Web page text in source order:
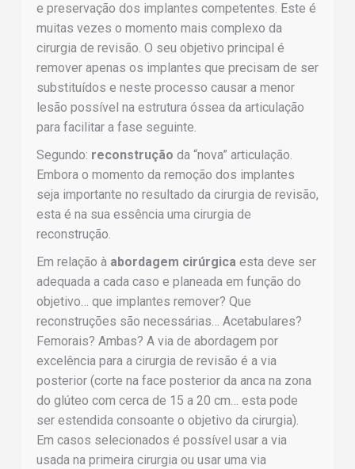
e preservação dos implantes competentes. Este é
muitas vezes o momento mais complexo da
cirurgia de revisão. O seu objetivo principal é
remover apenas os implantes que precisam de ser
substituídos e neste processo causar a menor
lesão possível na estrutura óssea da articulação
para facilitar a fase seguinte.
Segundo: reconstrução da “nova” articulação.
Embora o momento da remoção dos implantes
seja importante no resultado da cirurgia de revisão,
esta é na sua essência uma cirurgia de
reconstrução.
Em relação à abordagem cirúrgica esta deve ser
adequada a cada caso e planeada em função do
objetivo… que implantes remover? Que
reconstruções são necessárias… Acetabulares?
Femorais? Ambas? A via de abordagem por
excelência para a cirurgia de revisão é a via
posterior (corte na face posterior da anca na zona
do glúteo com cerca de 15 a 20 cm… esta pode
ser estendida consoante o objetivo da cirurgia).
Em casos selecionados é possível usar a via
usada na primeira cirurgia ou usar uma via